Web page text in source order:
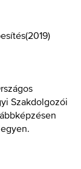
(2019)
Szakdolgozói